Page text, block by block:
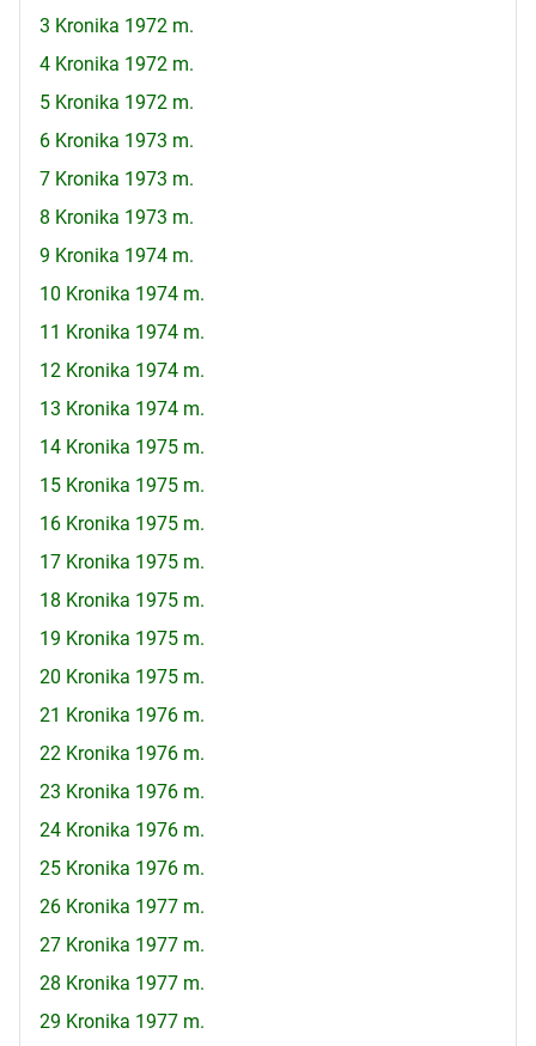
3 Kronika 1972 m.
4 Kronika 1972 m.
5 Kronika 1972 m.
6 Kronika 1973 m.
7 Kronika 1973 m.
8 Kronika 1973 m.
9 Kronika 1974 m.
10 Kronika 1974 m.
11 Kronika 1974 m.
12 Kronika 1974 m.
13 Kronika 1974 m.
14 Kronika 1975 m.
15 Kronika 1975 m.
16 Kronika 1975 m.
17 Kronika 1975 m.
18 Kronika 1975 m.
19 Kronika 1975 m.
20 Kronika 1975 m.
21 Kronika 1976 m.
22 Kronika 1976 m.
23 Kronika 1976 m.
24 Kronika 1976 m.
25 Kronika 1976 m.
26 Kronika 1977 m.
27 Kronika 1977 m.
28 Kronika 1977 m.
29 Kronika 1977 m.